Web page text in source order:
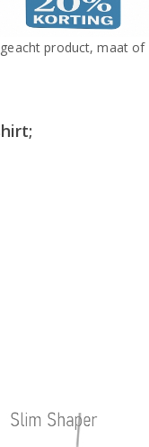
product, maat of